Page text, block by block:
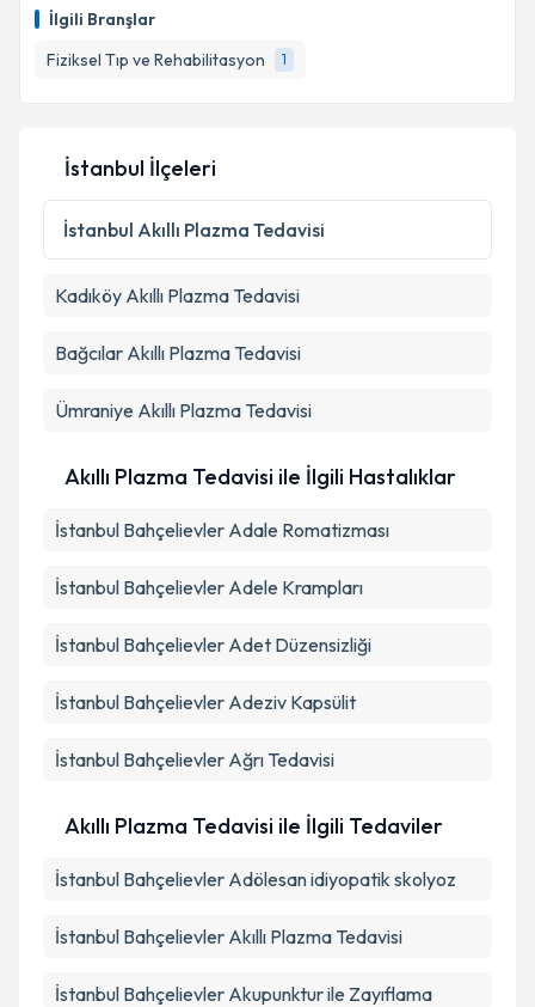
İlgili Branşlar
Fiziksel Tıp ve Rehabilitasyon
1
İstanbul İlçeleri
İstanbul Akıllı Plazma Tedavisi
Kadıköy Akıllı Plazma Tedavisi
Bağcılar Akıllı Plazma Tedavisi
Ümraniye Akıllı Plazma Tedavisi
Akıllı Plazma Tedavisi ile İlgili Hastalıklar
İstanbul Bahçelievler Adale Romatizması
İstanbul Bahçelievler Adele Krampları
İstanbul Bahçelievler Adet Düzensizliği
İstanbul Bahçelievler Adeziv Kapsülit
İstanbul Bahçelievler Ağrı Tedavisi
Akıllı Plazma Tedavisi ile İlgili Tedaviler
İstanbul Bahçelievler Adölesan idiyopatik skolyoz
İstanbul Bahçelievler Akıllı Plazma Tedavisi
İstanbul Bahçelievler Akupunktur ile Zayıflama